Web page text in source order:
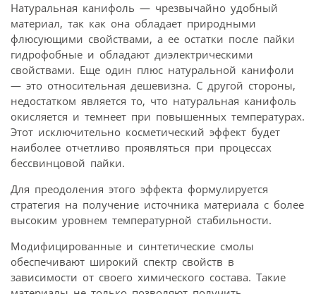
Натуральная канифоль — чрезвычайно удобный
материал, так как она обладает природными
флюсующими свойствами, а ее остатки после пайки
гидрофобные и обладают диэлектрическими
свойствами. Еще один плюс натуральной канифоли
— это относительная дешевизна. С другой стороны,
недостатком является то, что натуральная канифоль
окисляется и темнеет при повышенных температурах.
Этот исключительно косметический эффект будет
наиболее отчетливо проявляться при процессах
бессвинцовой пайки.
Для преодоления этого эффекта формулируется
стратегия на получение источника материала с более
высоким уровнем температурной стабильности.
Модифицированные и синтетические смолы
обеспечивают широкий спектр свойств в
зависимости от своего химического состава. Такие